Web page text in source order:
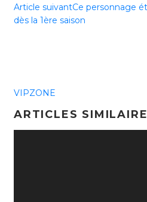
Article suivantCe personnage
dès la 1ère saison
VIPZONE
ARTICLES